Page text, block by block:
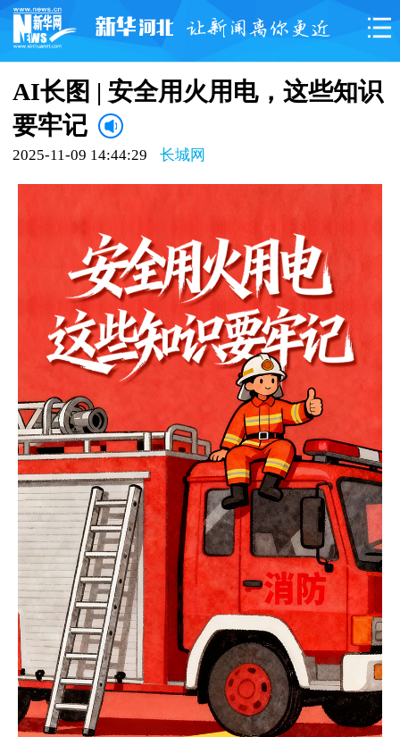
AI长图 | 安全用火用电，这些知识
要牢记
2025-11-09 14:44:29 长城网